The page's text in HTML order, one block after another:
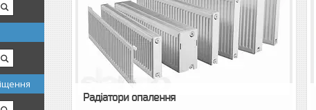
Радіатори опалення